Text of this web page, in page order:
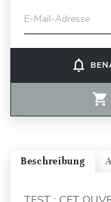
E-Mail-Adresse
notifications_none
Beschreibung